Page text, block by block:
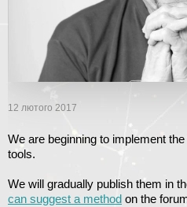
12 лютого 2017
We are beginning to implement
tools.
We will gradually publish them in
can suggest a method on the